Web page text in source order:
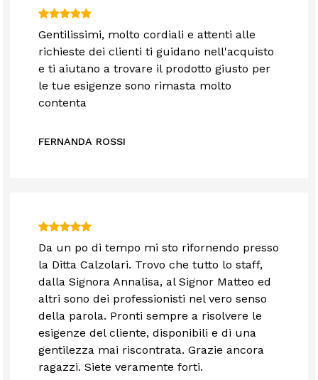
Gentilissimi, molto cordiali e attenti alle
richieste dei clienti ti guidano nell'acquisto
e ti aiutano a trovare il prodotto giusto per
le tue esigenze sono rimasta molto
contenta
FERNANDA ROSSI
Da un po di tempo mi sto rifornendo presso
la Ditta Calzolari. Trovo che tutto lo staff,
dalla Signora Annalisa, al Signor Matteo ed
altri sono dei professionisti nel vero senso
della parola. Pronti sempre a risolvere le
esigenze del cliente, disponibili e di una
gentilezza mai riscontrata. Grazie ancora
ragazzi. Siete veramente forti.